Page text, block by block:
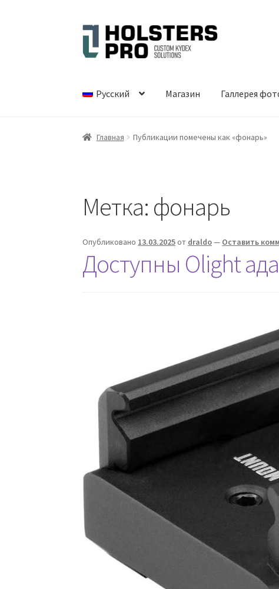
Перейти
навигации
Перейти
содержимому
Русский Магазин Галлерея
Главная Публикации помечены как «фонарь»
Метка: фонарь
Опубликовано 13.03.2025от draldo— Оставить
Доступны Olight